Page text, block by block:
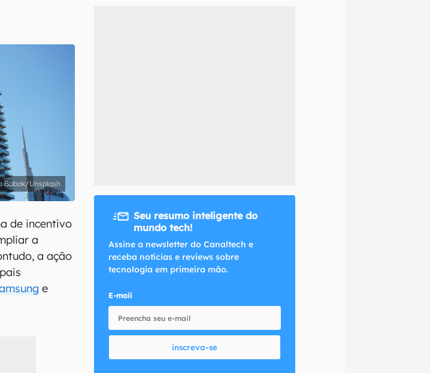
inscreva-se
de Uso e Política de Privacidade do Canaltech.
Babak/Unsplash
de incentivo
a
a ação
e
Seu resumo inteligente do
mundo tech!
Assine a newsletter do Canaltech e
receba notícias e reviews sobre
tecnologia em primeira mão.
E-mail
inscreva-se